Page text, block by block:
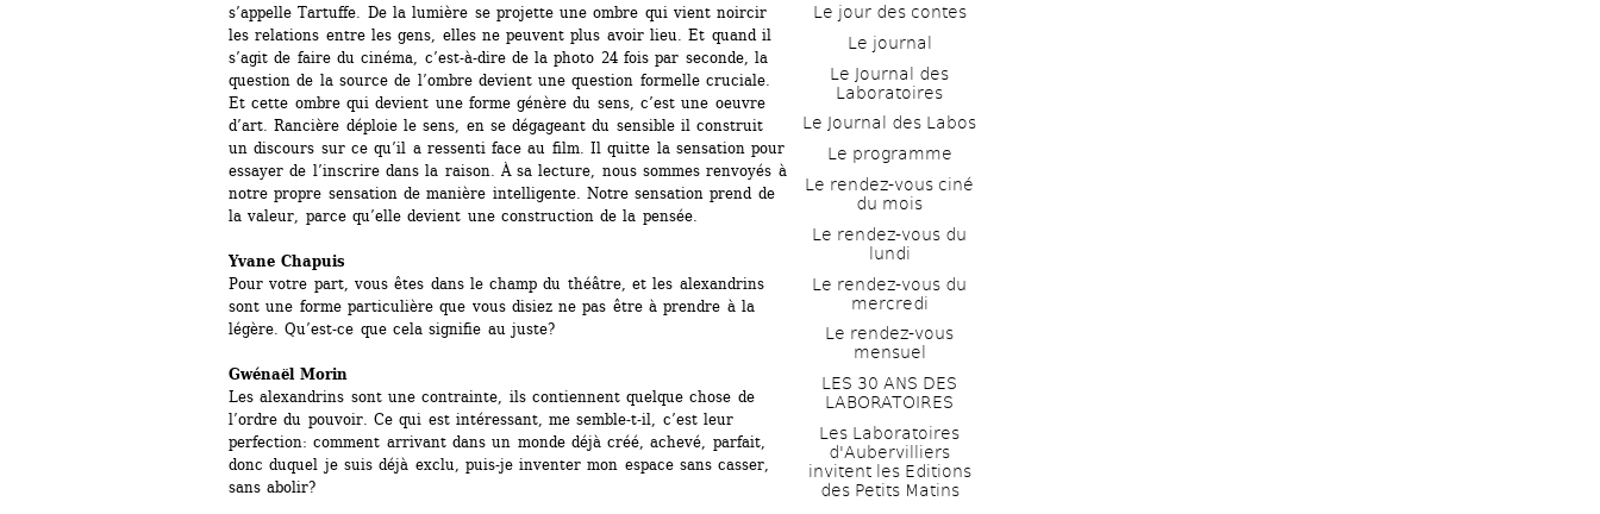
s’appelle Tartuffe. De la lumière se projette une ombre qui vient noircir
les relations entre les gens, elles ne peuvent plus avoir lieu. Et quand il
s’agit de faire du cinéma, c’est-à-dire de la photo 24 fois par seconde, la
question de la source de l’ombre devient une question formelle cruciale.
Et cette ombre qui devient une forme génère du sens, c’est une oeuvre
d’art. Rancière déploie le sens, en se dégageant du sensible il construit
un discours sur ce qu’il a ressenti face au film. Il quitte la sensation pour
essayer de l’inscrire dans la raison. À sa lecture, nous sommes renvoyés à
notre propre sensation de manière intelligente. Notre sensation prend de
la valeur, parce qu’elle devient une construction de la pensée.
Yvane Chapuis
Pour votre part, vous êtes dans le champ du théâtre, et les alexandrins
sont une forme particulière que vous disiez ne pas être à prendre à la
légère. Qu’est-ce que cela signifie au juste?
Gwénaël Morin
Les alexandrins sont une contrainte, ils contiennent quelque chose de
l’ordre du pouvoir. Ce qui est intéressant, me semble-t-il, c’est leur
perfection: comment arrivant dans un monde déjà créé, achevé, parfait,
donc duquel je suis déjà exclu, puis-je inventer mon espace sans casser,
sans abolir?
Le jour des contes
Le journal
Le Journal des
Laboratoires
Le Journal des Labos
Le programme
Le rendez-vous ciné
du mois
Le rendez-vous du
lundi
Le rendez-vous du
mercredi
Le rendez-vous
mensuel
LES 30 ANS DES
LABORATOIRES
Les Laboratoires
d'Aubervilliers
invitent les Editions
des Petits Matins